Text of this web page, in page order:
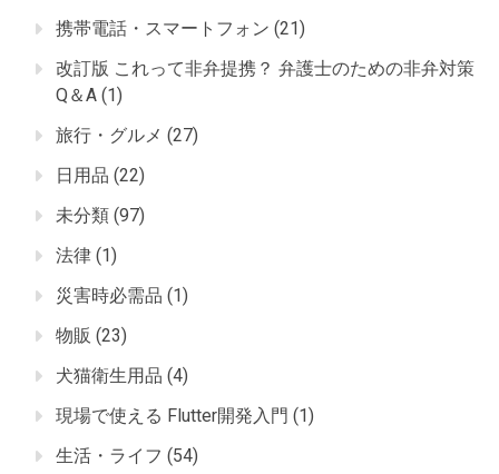
携帯電話・スマートフォン (21)
改訂版 これって非弁提携？ 弁護士のための非弁対策
Q＆A (1)
旅行・グルメ (27)
日用品 (22)
未分類 (97)
法律 (1)
災害時必需品 (1)
物販 (23)
犬猫衛生用品 (4)
現場で使える Flutter開発入門 (1)
生活・ライフ (54)